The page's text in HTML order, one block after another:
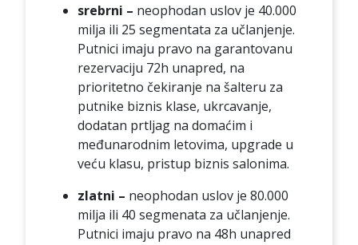
srebrni – neophodan uslov je 40.000
milja ili 25 segmentata za učlanjenje.
Putnici imaju pravo na garantovanu
rezervaciju 72h unapred, na
prioritetno čekiranje na šalteru za
putnike biznis klase, ukrcavanje,
dodatan prtljag na domaćim i
međunarodnim letovima, upgrade u
veću klasu, pristup biznis salonima.
zlatni – neophodan uslov je 80.000
milja ili 40 segmenata za učlanjenje.
Putnici imaju pravo na 48h unapred